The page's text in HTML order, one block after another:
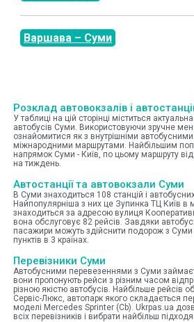
Варшава – Суми
Розклад автовокзалів і
У таблиці на цій сторінці міститься
автобусів Суми. Використовуючи зручне
ознайомитися як з внутрішніми автобусними
міжнародними маршрутами. Найбільшим
напрямок Суми - Київ, по цьому маршруту
на тиждень.
Автостанції та автовокзали Суми
В Суми знаходиться 108 станцій і
Найпопулярніша з них це Зупинка ТЦ Київ в
знаходиться за адресою вулиця
вона обслуговує 82 рейсів. Завдяки
пасажири можуть здійснити подорож з
пунктів в 3 країнах.
Перевізники Суми
Автобусними перевезеннями з Суми
вони пропонують рейси з різним часом
різною якістю автобусів. Найбільше рейсів
Сервіс-Люкс, автопарк якого складається
моделі Mercedes Sprinter (Cb). Ukrpas.ua
всіх перевізників і вибрати найбільш